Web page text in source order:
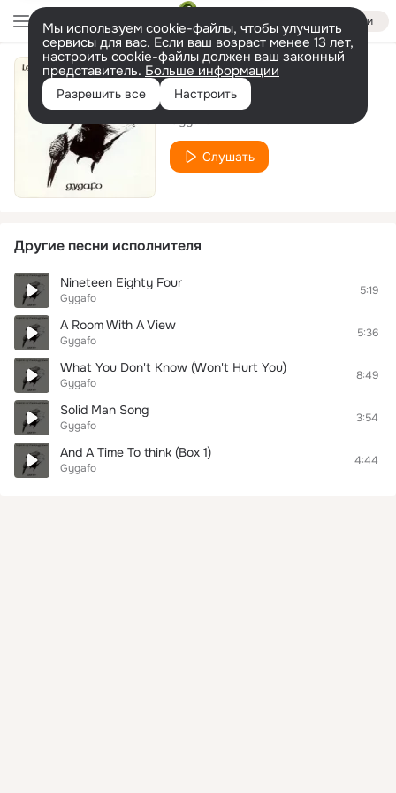
Войти
Мы используем cookie-файлы, чтобы улучшить
сервисы для вас. Если ваш возраст менее 13 лет,
настроить cookie-файлы должен ваш законный
представитель. Больше информации
Разрешить все Настроить
Today I Am
Слушать
Другие песни исполнителя
Nineteen Eighty Four
Gygafo
5:19
A Room With A View
Gygafo
5:36
What You Don't Know (Won't Hurt You)
Gygafo
8:49
Solid Man Song
Gygafo
3:54
And A Time To think (Box 1)
Gygafo
4:44